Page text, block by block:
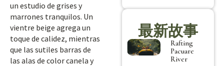
un estudio de grises y
marrones tranquilos. Un
vientre beige agrega un
toque de calidez, mientras
que las sutiles barras de
las alas de color canela y
最新故事
Rafting
Pacuare
River